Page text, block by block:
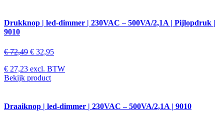
Drukknop | led-dimmer | 230VAC – 500VA/2,1A | Pijlopdruk |
9010
€72,49 € 32,95
€ 27,23 excl. BTW
Bekijk product
Draaiknop | led-dimmer | 230VAC – 500VA/2,1A | 9010